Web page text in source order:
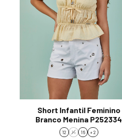
Short Infantil Feminino
Branco Menina P252334
12 14 16 + 2